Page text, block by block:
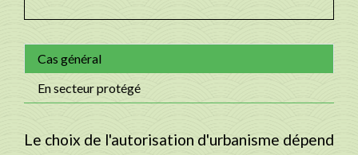
Cas général
En secteur protégé
Le choix de l'autorisation d'urbanisme dépend